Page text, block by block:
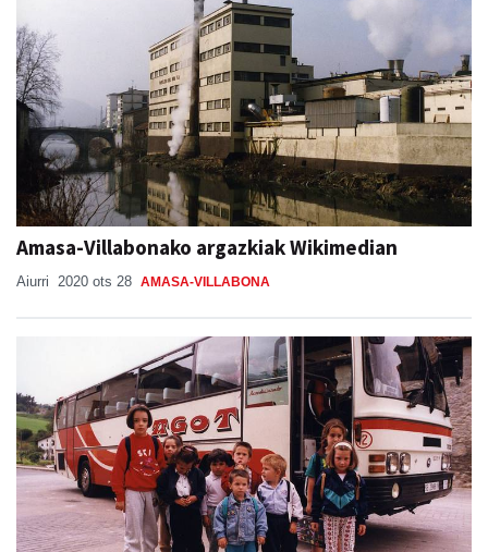
Amasa-Villabonako argazkiak Wikimedian
Aiurri 2020 ots 28 AMASA-VILLABONA